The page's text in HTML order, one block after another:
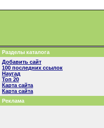
Разделы каталога
Добавить сайт
100 последних ссылок
Наугад
Топ 20
Карта сайта
Карта сайта
Реклама